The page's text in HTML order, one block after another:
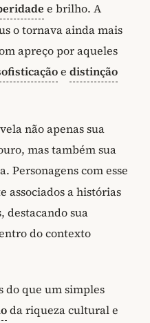
e brilho. A
o tornava ainda mais
apreço por aqueles
e distinção
não apenas sua
mas também sua
Personagens com esse
associados a histórias
destacando sua
do contexto
do que um simples
da riqueza cultural e